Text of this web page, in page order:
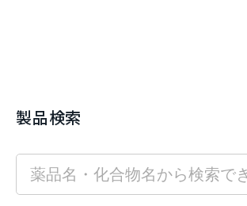
製品検索